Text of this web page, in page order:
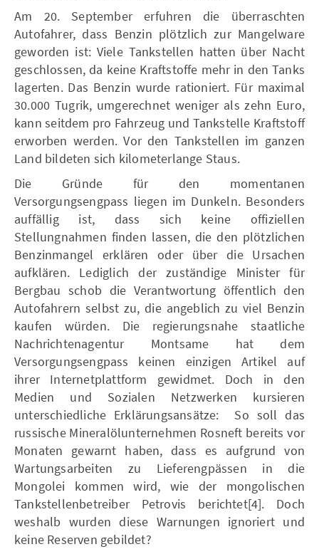
Am 20. September erfuhren die überraschten
Autofahrer, dass Benzin plötzlich zur Mangelware
geworden ist: Viele Tankstellen hatten über Nacht
geschlossen, da keine Kraftstoffe mehr in den Tanks
lagerten. Das Benzin wurde rationiert. Für maximal
30.000 Tugrik, umgerechnet weniger als zehn Euro,
kann seitdem pro Fahrzeug und Tankstelle Kraftstoff
erworben werden. Vor den Tankstellen im ganzen
Land bildeten sich kilometerlange Staus.
Die Gründe für den momentanen
Versorgungsengpass liegen im Dunkeln. Besonders
auffällig ist, dass sich keine offiziellen
Stellungnahmen finden lassen, die den plötzlichen
Benzinmangel erklären oder über die Ursachen
aufklären. Lediglich der zuständige Minister für
Bergbau schob die Verantwortung öffentlich den
Autofahrern selbst zu, die angeblich zu viel Benzin
kaufen würden. Die regierungsnahe staatliche
Nachrichtenagentur Montsame hat dem
Versorgungsengpass keinen einzigen Artikel auf
ihrer Internetplattform gewidmet. Doch in den
Medien und Sozialen Netzwerken kursieren
unterschiedliche Erklärungsansätze: So soll das
russische Mineralölunternehmen Rosneft bereits vor
Monaten gewarnt haben, dass es aufgrund von
Wartungsarbeiten zu Lieferengpässen in die
Mongolei kommen wird, wie der mongolischen
Tankstellenbetreiber Petrovis berichtet[4]. Doch
weshalb wurden diese Warnungen ignoriert und
keine Reserven gebildet?